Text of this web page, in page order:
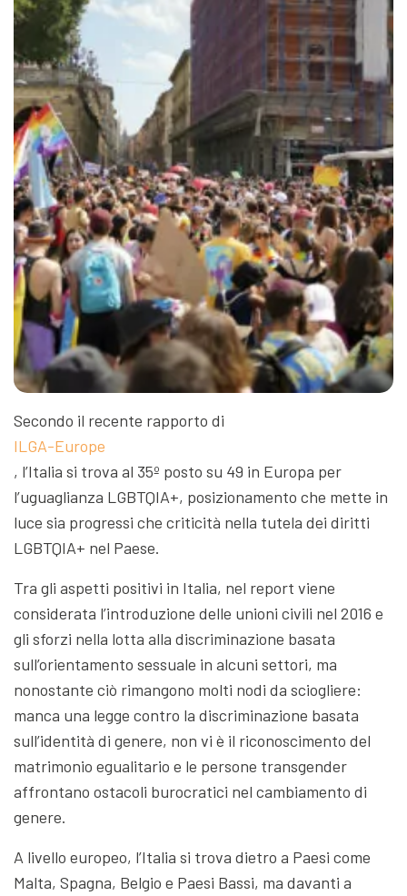
Secondo il recente rapporto di
ILGA-Europe
, l’Italia si trova al 35º posto su 49 in Europa per
l’uguaglianza LGBTQIA+, posizionamento che mette in
luce sia progressi che criticità nella tutela dei diritti
LGBTQIA+ nel Paese.
Tra gli aspetti positivi in Italia, nel report viene
considerata l’introduzione delle unioni civili nel 2016 e
gli sforzi nella lotta alla discriminazione basata
sull’orientamento sessuale in alcuni settori, ma
nonostante ciò rimangono molti nodi da sciogliere:
manca una legge contro la discriminazione basata
sull’identità di genere, non vi è il riconoscimento del
matrimonio egualitario e le persone transgender
affrontano ostacoli burocratici nel cambiamento di
genere.
A livello europeo, l’Italia si trova dietro a Paesi come
Malta, Spagna, Belgio e Paesi Bassi, ma davanti a